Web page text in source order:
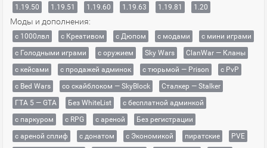
1.19.50
1.19.51 1.19.60 1.19.63 1.19.81 1.20
Моды и дополнения:
с 1000лвл c Креативом с Дюпом с модами
с мини играми
с Голодными играми
с оружием Sky Wars
ClanWar — Кланы
с кейсами
с продажей админок с тюрьмой — Prison
с PvP
с Bed Wars
со скайблоком — SkyBlock
Сталкер — Stalker
ГТА 5 — GTA
Без WhiteList
с бесплатной админкой
с паркуром
с RPG с ареной
Без регистрации
с ареной сплиф
с донатом с Экономикой пиратские
PVE